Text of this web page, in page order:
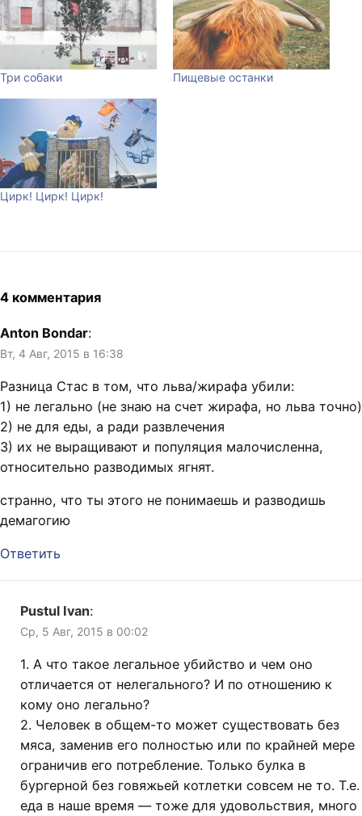
Три собаки Пищевые останки
Цирк! Цирк! Цирк!
4 комментария
Anton Bondar:
Вт, 4 Авг, 2015 в 16:38
Разница Стас в том, что льва/жирафа убили:
1) не легально (не знаю на счет жирафа, но льва точно)
2) не для еды, а ради развлечения
3) их не выращивают и популяция малочисленна,
относительно разводимых ягнят.
странно, что ты этого не понимаешь и разводишь
демагогию
Ответить
Pustul Ivan:
Ср, 5 Авг, 2015 в 00:02
1. А что такое легальное убийство и чем оно
отличается от нелегального? И по отношению к
кому оно легально?
2. Человек в общем-то может существовать без
мяса, заменив его полностью или по крайней мере
ограничив его потребление. Только булка в
бургерной без говяжьей котлетки совсем не то. Т.е.
еда в наше время — тоже для удовольствия, много